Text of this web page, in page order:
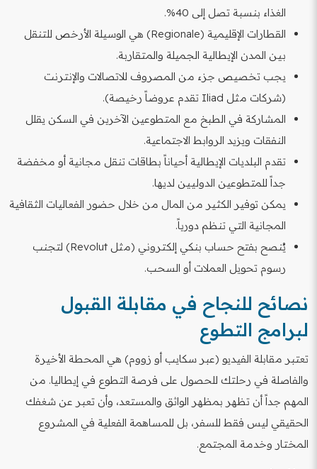
الغذاء بنسبة تصل إلى 40%.
القطارات الإقليمية (Regionale) هي الوسيلة الأرخص للتنقل
بين المدن الإيطالية الجميلة والمتقاربة.
يجب تخصيص جزء من المصروف للاتصالات والإنترنت
(شركات مثل Iliad تقدم عروضاً رخيصة).
المشاركة في الطبخ مع المتطوعين الآخرين في السكن يقلل
النفقات ويزيد الروابط الاجتماعية.
تقدم البلديات الإيطالية أحياناً بطاقات تنقل مجانية أو مخفضة
جداً للمتطوعين الدوليين لديها.
يمكن توفير الكثير من المال من خلال حضور الفعاليات الثقافية
المجانية التي تنظم دورياً.
يُنصح بفتح حساب بنكي إلكتروني (مثل Revolut) لتجنب
رسوم تحويل العملات أو السحب.
نصائح للنجاح في مقابلة القبول
لبرامج التطوع
تعتبر مقابلة الفيديو (عبر سكايب أو زووم) هي المحطة الأخيرة
والفاصلة في رحلتك للحصول على فرصة التطوع في إيطاليا. من
المهم جداً أن تظهر بمظهر الواثق والمستعد، وأن تعبر عن شغفك
الحقيقي ليس فقط للسفر، بل للمساهمة الفعلية في المشروع
المختار وخدمة المجتمع.